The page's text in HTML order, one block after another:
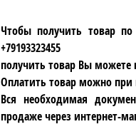
Чтобы получить товар
+79193323455
получить товар Вы можете
Оплатить товар можно при
Вся необходимая
продаже через интернет-